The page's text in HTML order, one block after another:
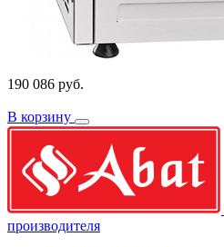
190 086 руб.
В корзину
производителя